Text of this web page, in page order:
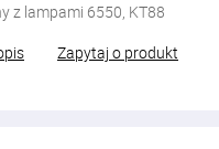
z lampami 6550, KT88
Zapytaj o produkt